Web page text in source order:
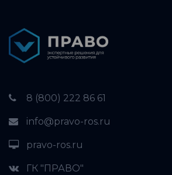
8 (800) 222 86 61
info@pravo-ros.ru
pravo-ros.ru
ГК "ПРАВО"